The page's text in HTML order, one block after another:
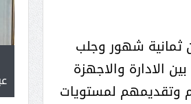
ثمانية شهور وجلب
الادارة والاجهزة
وتقديمهم لمستويات
أ.د. فهد المغلوث ) .. رجل لايعرف
المستحيل ويعشق التحديات